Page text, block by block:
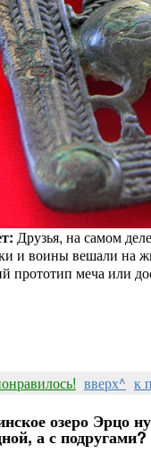
Друзья, на самом
и воины вешали на
прототип меча или
вверх^ к
озеро Эрцо
а с подругами?